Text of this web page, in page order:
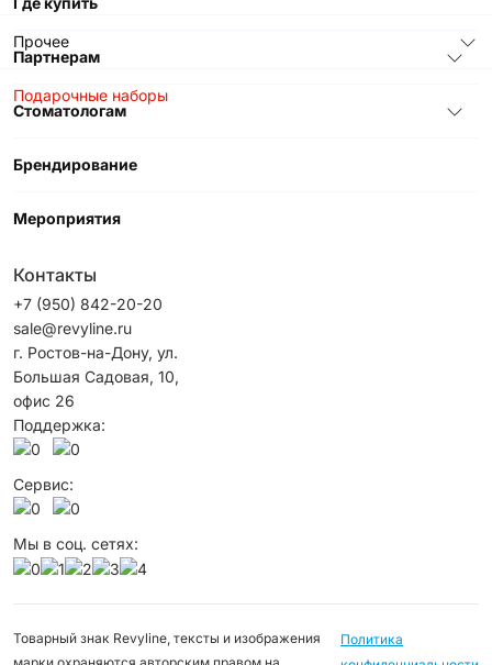
Прочее
Подарочные наборы
Партнерам
Стоматологам
Брендирование
Мероприятия
Контакты
+7 (950) 842-20-20
sale@revyline.ru
г. Ростов-на-Дону, ул.
Большая Садовая, 10,
офис 26
Поддержка:
Сервис:
Мы в соц. сетях:
Товарный знак Revyline, тексты и изображения
Политика